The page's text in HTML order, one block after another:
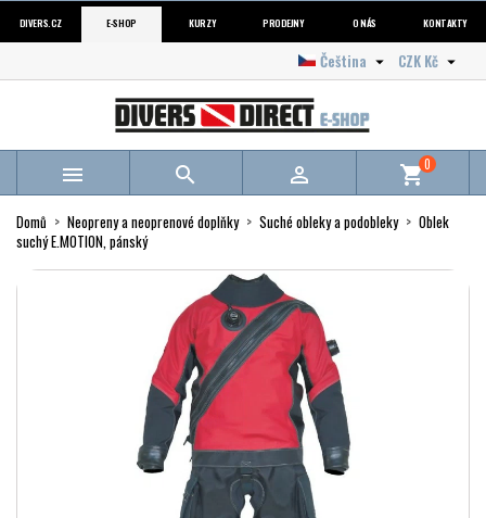
DIVERS.CZ E-SHOP KURZY PRODEJNY O NÁS KONTAKTY
CZK Kč 
Čeština 
   shopping_cart0
Domů Neopreny a neoprenové doplňky Suché obleky a podobleky
Oblek
suchý E.MOTION, pánský